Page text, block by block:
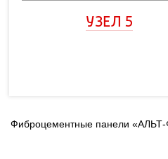
УЗЕЛ 5
Фиброцементные панели